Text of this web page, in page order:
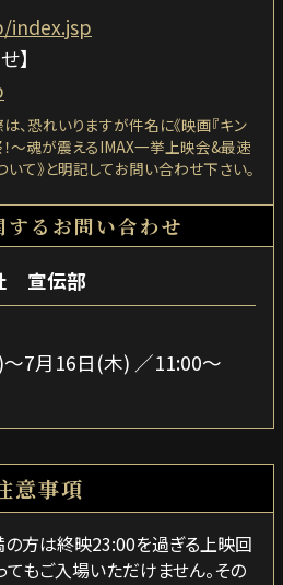
】
、恐れいりますが件名に《映画『キン
～魂が震えるIMAX一挙上映会&最速
て》と明記してお問い合わせ下さい。
るお問い合わせ
宣伝部
7月16日(木) ／11:00～
意事項
方は終映23:00を過ぎる上映回
もご入場いただけません。その